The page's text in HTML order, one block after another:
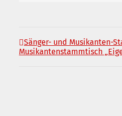
Sänger- und Musikanten-
Musikantenstammtisch